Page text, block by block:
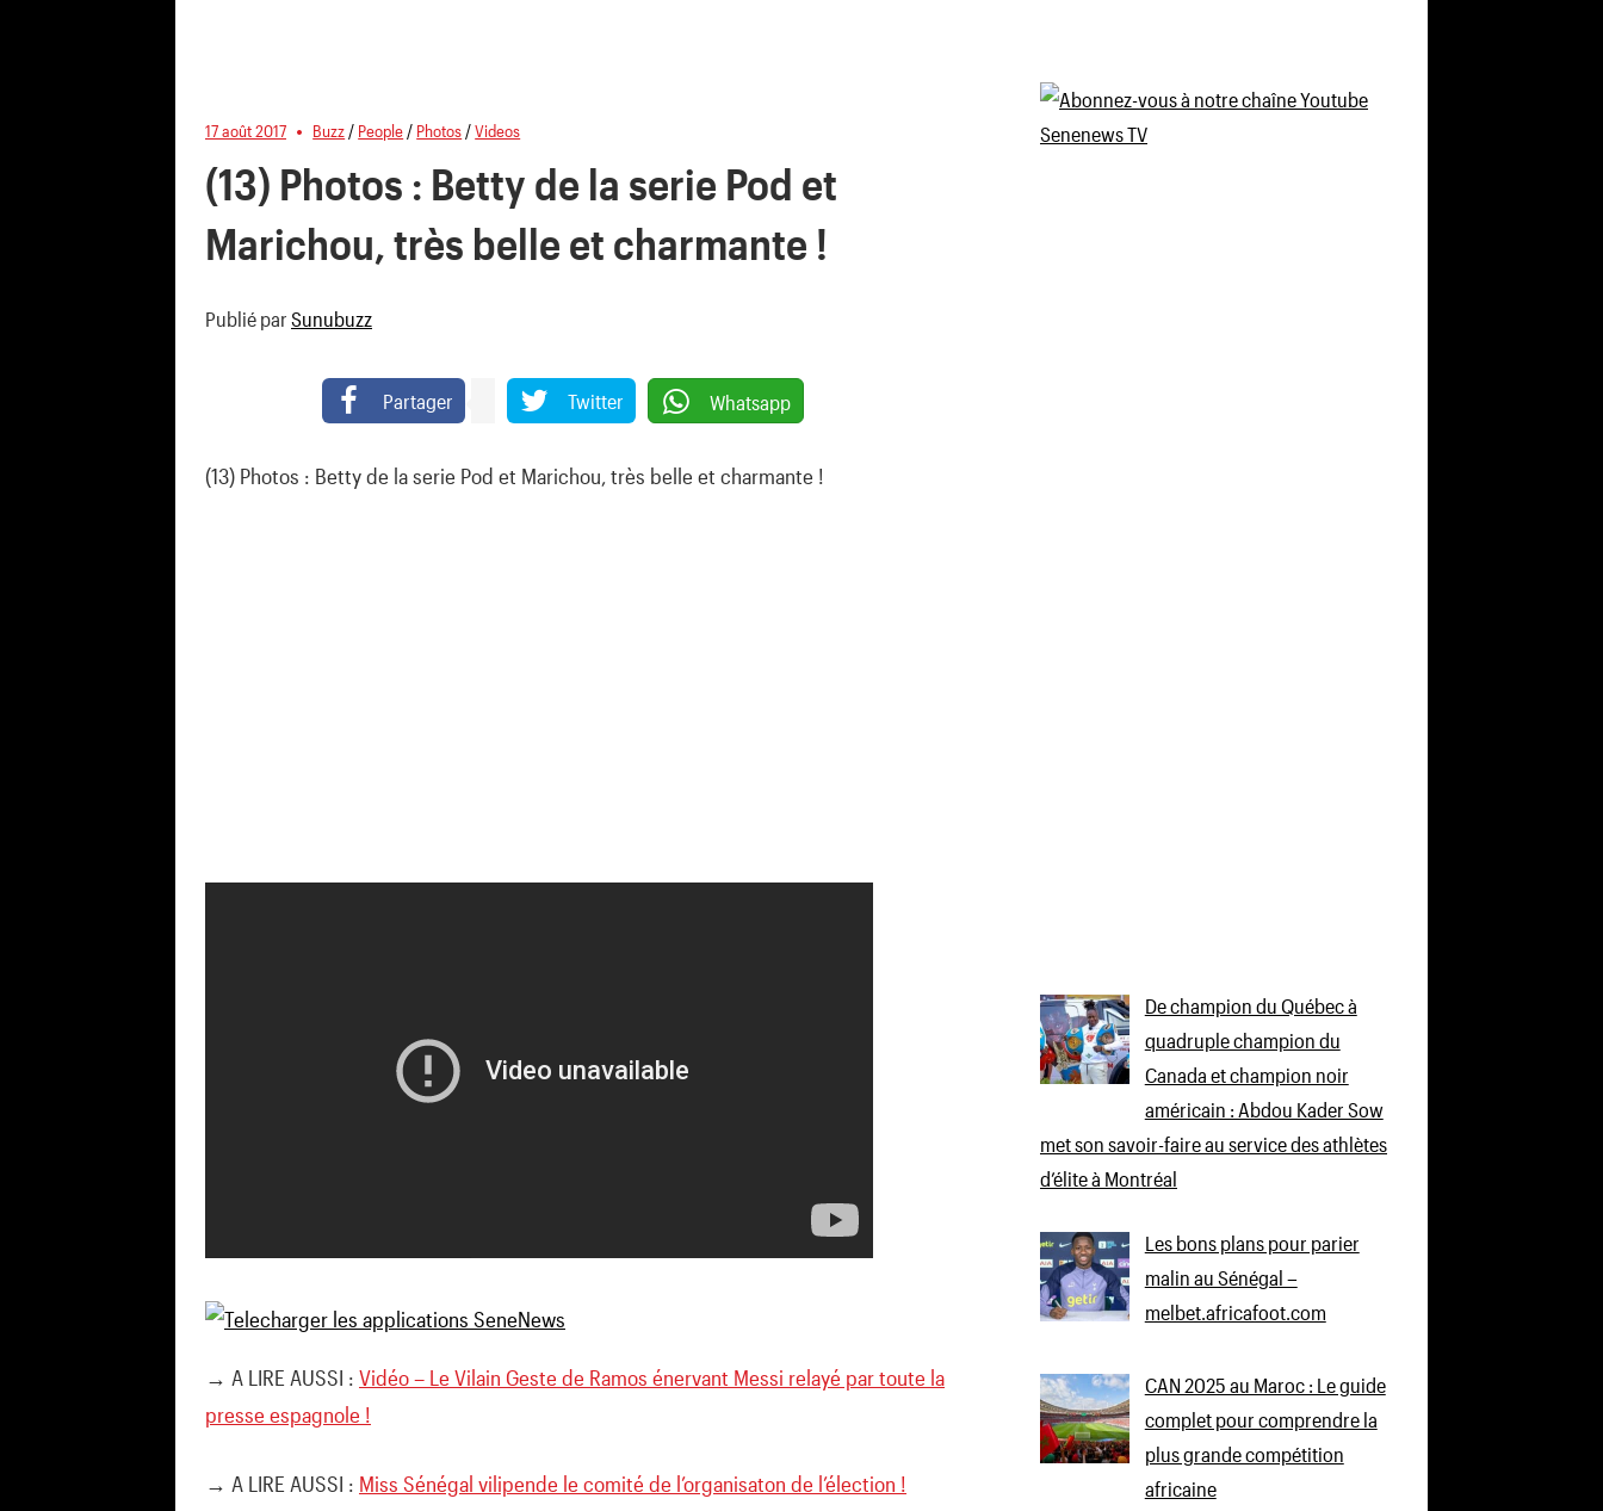
17 août 2017 Buzz / People / Photos /Videos
(13) Photos : Betty de la serie Pod et
Marichou, très belle et charmante !
Publié par Sunubuzz
Partager Twitter Whatsapp
(13) Photos : Betty de la serie Pod et Marichou, très belle et charmante !
→ A LIRE AUSSI : Vidéo – Le Vilain Geste de Ramos énervant Messi relayé par toute la
presse espagnole !
→ A LIRE AUSSI : Miss Sénégal vilipende le comité de l’organisaton de l’élection !
De champion du Québec à
quadruple champion du
Canada et champion noir
américain : Abdou Kader Sow
met son savoir-faire au service des athlètes
d’élite à Montréal
Les bons plans pour parier
malin au Sénégal –
melbet.africafoot.com
CAN 2025 au Maroc : Le guide
complet pour comprendre la
plus grande compétition
africaine